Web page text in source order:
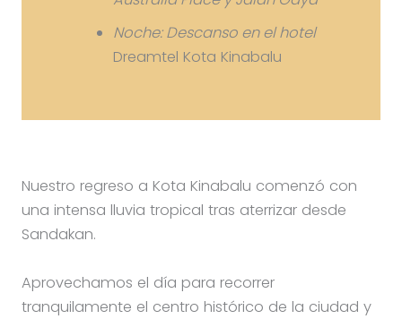
Noche: Descanso en el hotel
Dreamtel Kota Kinabalu
Nuestro regreso a Kota Kinabalu comenzó con
una intensa lluvia tropical tras aterrizar desde
Sandakan.
Aprovechamos el día para recorrer
tranquilamente el centro histórico de la ciudad y